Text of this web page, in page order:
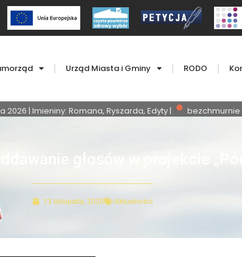
Urząd Miasta i Gminy RODO
2026 | Imieniny: Romana, Ryszarda, Edyty | bezchmurnie
głosów w projekcie
13 listopada, 2020 Aktualności